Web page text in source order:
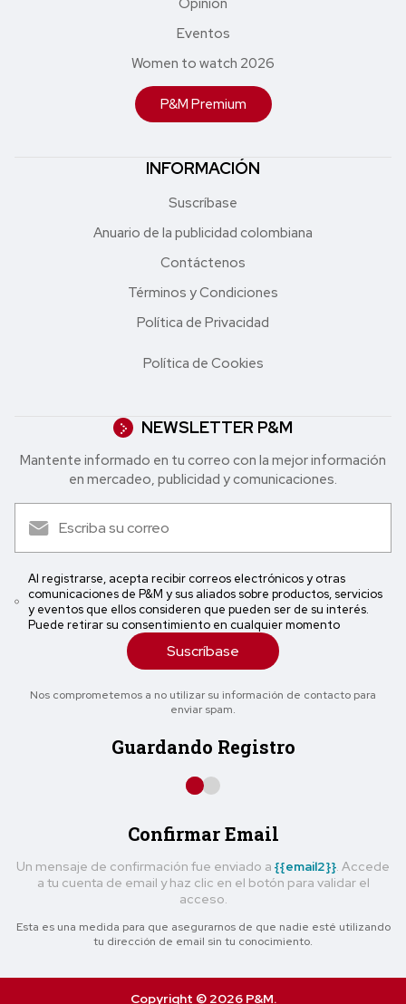
Eventos
Women to watch 2026
P&M Premium
INFORMACIÓN
Suscríbase
Anuario de la publicidad colombiana
Contáctenos
Términos y Condiciones
Política de Privacidad
Política de Cookies
NEWSLETTER P&M
Mantente informado en tu correo con la mejor in formación
en mercadeo, publicidad y comunicaciones.
Al registrarse, acepta recibir correos electrónicos y otras
comunicaciones de P&M y sus aliados sobre productos, servicios
y eventos que ellos consideren que pueden ser de su interés.
Puede retirar su consentimiento en cualquier momento
Suscríbase
Nos comprometemos a no utilizar su información de contacto para
enviar spam.
Guardando Registro
Confirmar Email
Un mensaje de confirmación fue enviado a {{email2}} . Accede
a tu cuenta de email y haz clic en el botón para validar el
acceso.
Esta es una medida para que asegurarnos de que nadie esté utilizando
tu dirección de email sin tu conocimiento.
Copyright © 2026 P&M.